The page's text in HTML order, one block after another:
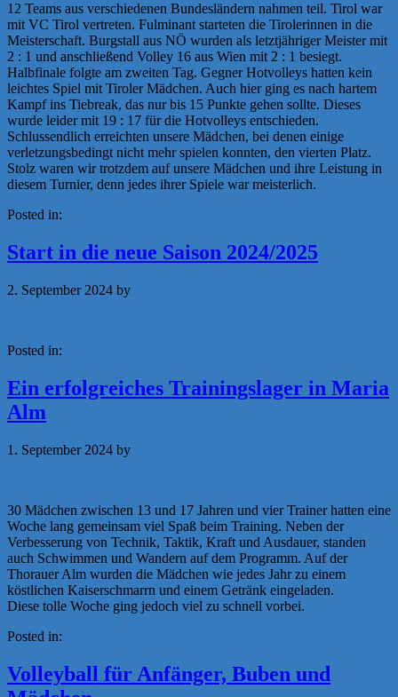
12 Teams aus verschiedenen Bundesländern nahmen teil. Tirol war
mit VC Tirol vertreten. Fulminant starteten die Tirolerinnen in die
Meisterschaft. Burgstall aus NÖ wurden als letztjähriger Meister mit
2 : 1 und anschließend Volley 16 aus Wien mit 2 : 1 besiegt.
Halbfinale folgte am zweiten Tag. Gegner Hotvolleys hatten kein
leichtes Spiel mit Tiroler Mädchen. Auch hier ging es nach hartem
Kampf ins Tiebreak, das nur bis 15 Punkte gehen sollte. Dieses
wurde leider mit 19 : 17 für die Hotvolleys entschieden.
Schlussendlich erreichten unsere Mädchen, bei denen einige
verletzungsbedingt nicht mehr spielen konnten, den vierten Platz.
Stolz waren wir trotzdem auf unsere Mädchen und ihre Leistung in
diesem Turnier, denn jedes ihrer Spiele war meisterlich.
Posted in:
Start in die neue Saison 2024/2025
2. September 2024 by
Posted in:
Ein erfolgreiches Trainingslager in Maria
Alm
1. September 2024 by
30 Mädchen zwischen 13 und 17 Jahren und vier Trainer hatten eine
Woche lang gemeinsam viel Spaß beim Training. Neben der
Verbesserung von Technik, Taktik, Kraft und Ausdauer, standen
auch Schwimmen und Wandern auf dem Programm. Auf der
Thorauer Alm wurden die Mädchen wie jedes Jahr zu einem
köstlichen Kaiserschmarrn und einem Getränk eingeladen.
Diese tolle Woche ging jedoch viel zu schnell vorbei.
Posted in:
Volleyball für Anfänger, Buben und